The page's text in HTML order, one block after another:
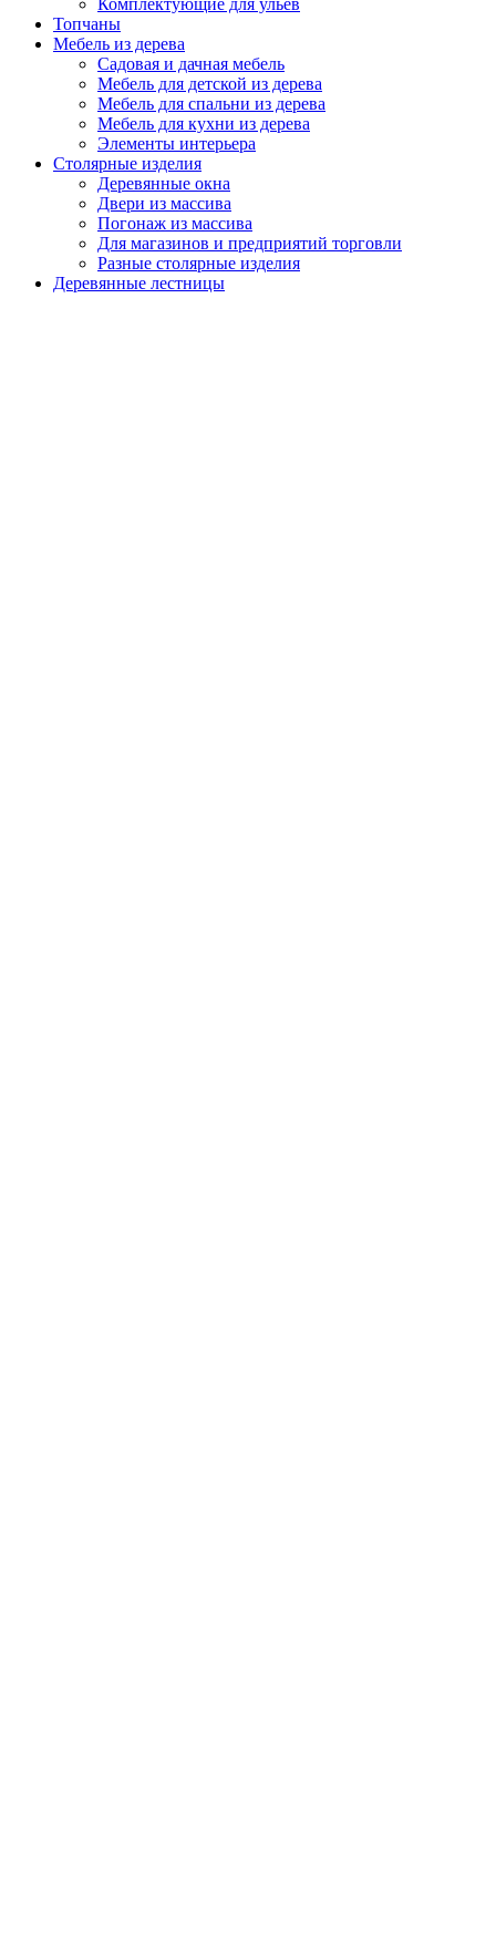
Комплектующие для ульев
Топчаны
Мебель из дерева
Садовая и дачная мебель
Мебель для детской из дерева
Мебель для спальни из дерева
Мебель для кухни из дерева
Элементы интерьера
Столярные изделия
Деревянные окна
Двери из массива
Погонаж из массива
Для магазинов и предприятий торговли
Разные столярные изделия
Деревянные лестницы